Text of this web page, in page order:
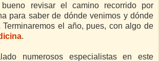
revisar el camino recorrido por
para saber de dónde venimos y dónde
Terminaremos el año, pues, con algo de
.
numerosos especialistas en este